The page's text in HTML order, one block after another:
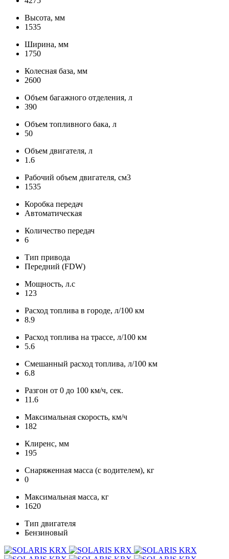
Высота, мм
1535
Ширина, мм
1750
Колесная база, мм
2600
Объем багажного отделения, л
390
Объем топливного бака, л
50
Объем двигателя, л
1.6
Рабочий объем двигателя, см3
1535
Коробка передач
Автоматическая
Количество передач
6
Тип привода
Передний (FDW)
Мощность, л.с
123
Расход топлива в городе, л/100 км
8.9
Расход топлива на трассе, л/100 км
5.6
Смешанный расход топлива, л/100 км
6.8
Разгон от 0 до 100 км/ч, сек.
11.6
Максимальная скорость, км/ч
182
Клиренс, мм
195
Снаряженная масса (с водителем), кг
0
Максимальная масса, кг
1620
Тип двигателя
Бензиновый